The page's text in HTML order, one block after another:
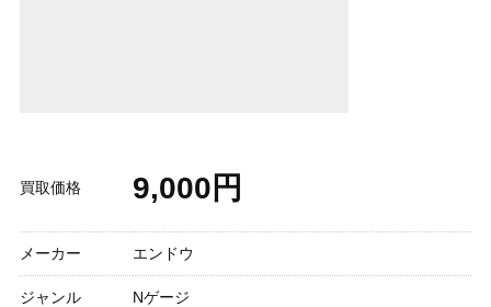
買取価格 9,000円
メーカー エンドウ
ジャンル Nゲージ